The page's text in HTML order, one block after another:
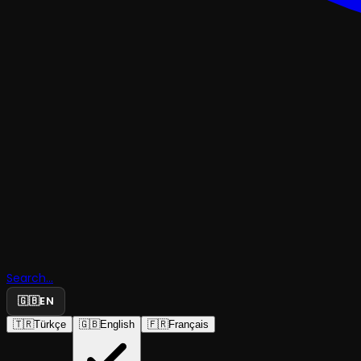
Search...
🇬🇧EN
🇹🇷Türkçe 🇬🇧English 🇫🇷Français